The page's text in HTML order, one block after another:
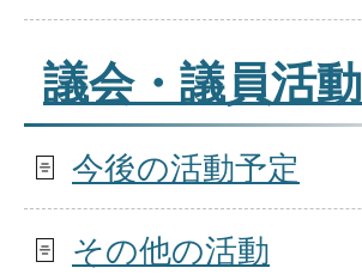
議会・議員活動
今後の活動予定
その他の活動